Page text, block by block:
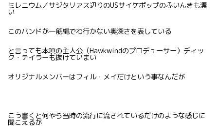
ミレニウム／サジタリアス辺りのUSサイケポップのふいんきも漂
い
このバンドが一筋縄でわ行かない奥深さを表している
と言っても本項の主人公（Hawkwindのプロデューサー）ディッ
ク・テイラーも抜けていまい
オリジナルメンバーはフィル・メイだけという事なんだが
こう書くと何やら当時の流行に流されているだけのような感じに
聞こえるが